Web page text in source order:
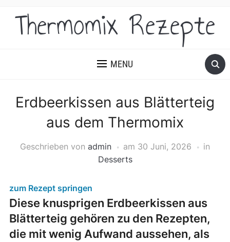
Thermomix Rezepte
MENU
Erdbeerkissen aus Blätterteig
aus dem Thermomix
Geschrieben von admin am 30 Juni, 2026
in
Desserts
zum Rezept springen
Diese knusprigen Erdbeerkissen aus
Blätterteig gehören zu den Rezepten,
die mit wenig Aufwand aussehen, als